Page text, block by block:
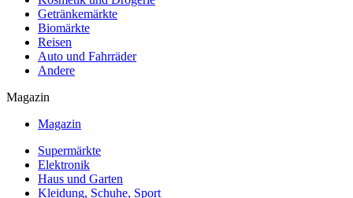
Getränkemärkte
Biomärkte
Reisen
Auto und Fahrräder
Andere
Magazin
Magazin
Supermärkte
Elektronik
Haus und Garten
Kleidung, Schuhe, Sport